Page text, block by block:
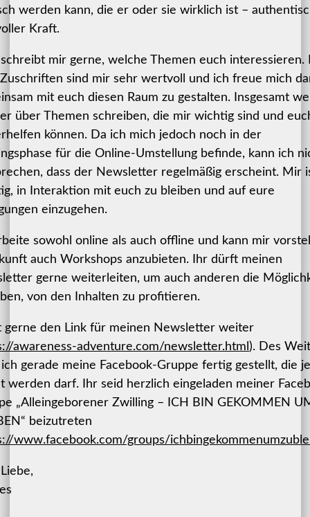
werden kann, die er oder sie wirklich ist –
Kraft.
mir gerne, welche Themen euch interessieren.
sind mir sehr wertvoll und ich freue mich
mit euch diesen Raum zu gestalten. Insgesamt
über Themen schreiben, die mir wichtig sind und
können. Da ich mich jedoch noch in der
für die Online-Umstellung befinde, kann ich
dass der Newsletter regelmäßig erscheint. Mir
in Interaktion mit euch zu bleiben und auf eure
einzugehen.
sowohl online als auch offline und kann mir
auch Workshops anzubieten. Ihr dürft meinen
gerne weiterleiten, um auch anderen die
von den Inhalten zu profitieren.
gerne den Link für meinen Newsletter weiter
awareness-adventure.com/newsletter.html ). Des
gerade meine Facebook-Gruppe fertig gestellt, die
werden darf. Ihr seid herzlich eingeladen meiner
„Alleingeborener Zwilling – ICH BIN GEKOMMEN
beizutreten
www.facebook.com/groups/